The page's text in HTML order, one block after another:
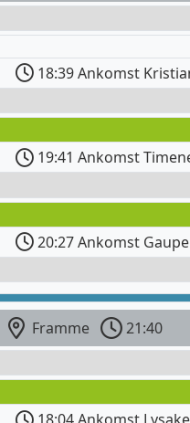
18:39 Ankomst
19:41 Ankomst
20:27 Ankomst
Framme
21:40